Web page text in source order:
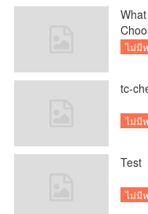
ไม่มี
tc-
ไม่มี
Test
ไม่มี